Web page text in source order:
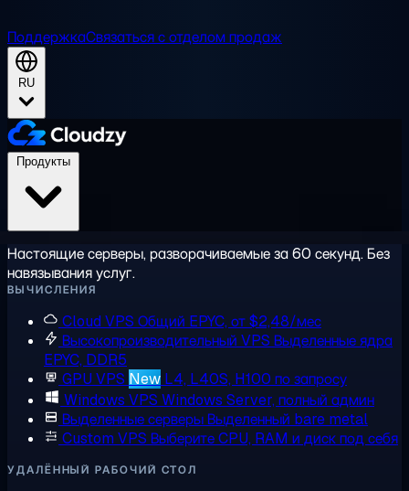
ПоддержкаСвязаться с отделом продаж
RU
Настоящие серверы, разворачиваемые за 60 секунд. Без
навязывания услуг.
ВЫЧИСЛЕНИЯ
Cloud VPS Общий EPYC, от $2,48/мес
Высокопроизводительный VPS Выделенные ядра
EPYC, DDR5
GPU VPS New L4, L40S, H100 по запросу
Windows VPS Windows Server, полный админ
Выделенные серверыВыделенный bare metal
Custom VPS Выберите CPU, RAM и диск под себя
УДАЛЁННЫЙ РАБОЧИЙ СТОЛ